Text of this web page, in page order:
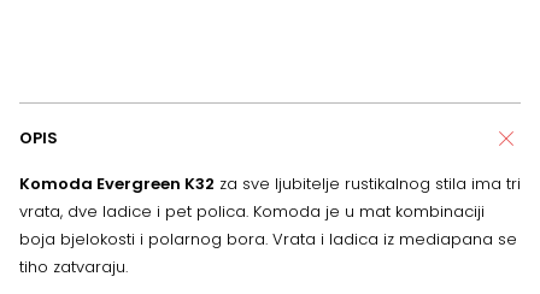
OPIS
Komoda Evergreen K32 za sve ljubitelje rustikalnog stila ima tri
vrata, dve ladice i pet polica. Komoda je u mat kombinaciji
boja bjelokosti i polarnog bora. Vrata i ladica iz mediapana se
tiho zatvaraju.